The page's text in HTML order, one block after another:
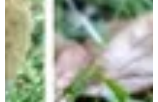
und Trinken. Im nächsten Jahr wird es
hierzu